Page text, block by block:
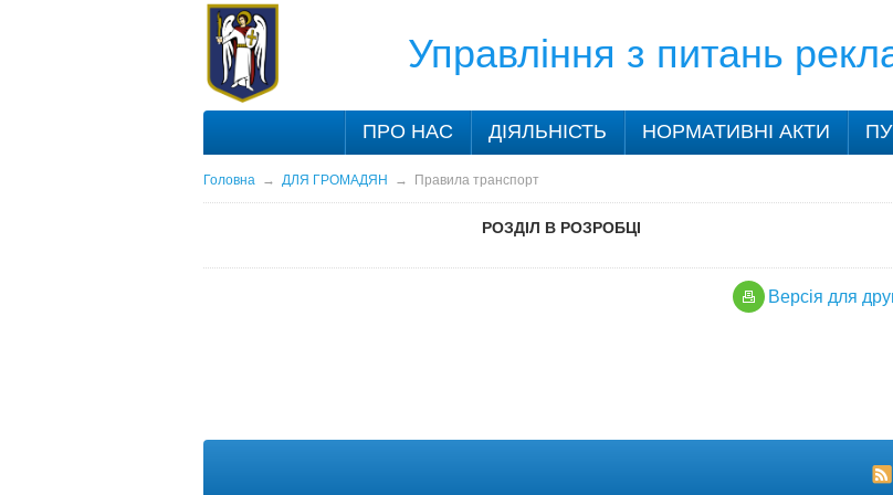
Управління з питань
ПРО НАС ДІЯЛЬНІСТЬ НОРМАТИВНІ АКТИ
Головна→ ДЛЯ ГРОМАДЯН → Правила транспорт
РОЗДІЛ В РОЗРОБЦІ
Версiя для